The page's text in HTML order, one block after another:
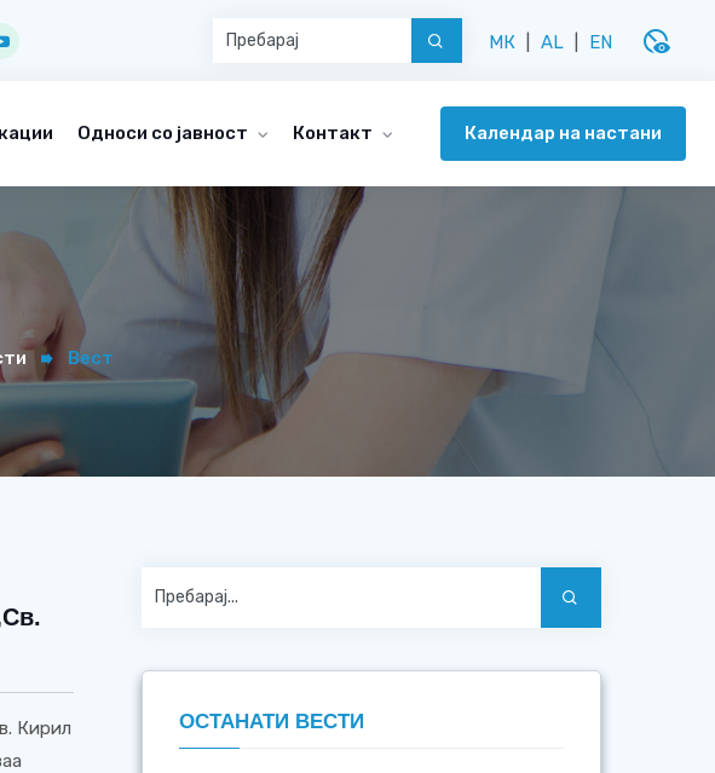
МК AL EN disabled_visible
Односи со јавност Контакт Календар на настани
Вест
Кирил
ОСТАНАТИ ВЕСТИ